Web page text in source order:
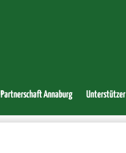
Partnerschaft Annaburg Unterstützer